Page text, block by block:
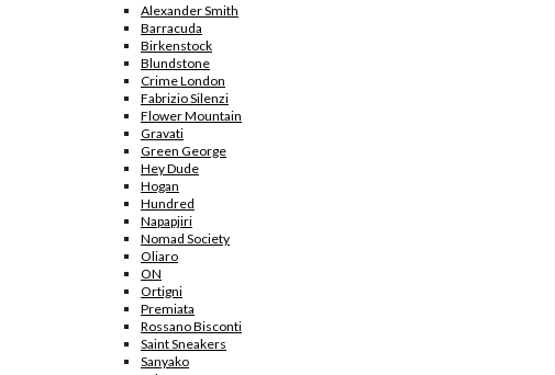
Alexander Smith
Barracuda
Birkenstock
Blundstone
Crime London
Fabrizio Silenzi
Flower Mountain
Gravati
Green George
Hey Dude
Hogan
Hundred
Napapjiri
Nomad Society
Oliaro
ON
Ortigni
Premiata
Rossano Bisconti
Saint Sneakers
Sanyako